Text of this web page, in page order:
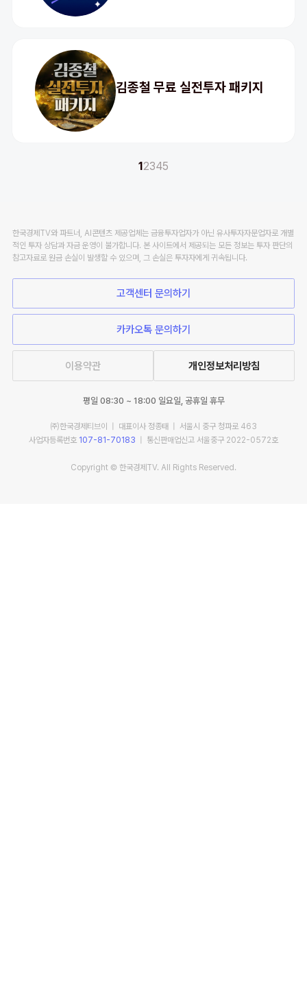
김종철 무료 실전투자 패키지
12345
한국경제TV와 파트너, AI콘텐츠 제공업체는 금융투자업자가 아닌 유사투자자문업자로 개별
적인 투자 상담과 자금 운영이 불가합니다. 본 사이트에서 제공되는 모든 정보는 투자 판단의
참고자료로 원금 손실이 발생할 수 있으며, 그 손실은 투자자에게 귀속됩니다.
고객센터 문의하기
카카오톡 문의하기
이용약관 개인정보처리방침
평일 08:30 ~ 18:00 일요일, 공휴일 휴무
㈜한국경제티브이 | 대표이사 정종태 | 서울시 중구 청파로 463
사업자등록번호 107-81-70183 | 통신판매업신고 서울중구 2022-0572호
Copyright © 한국경제TV. All Rights Reserved.